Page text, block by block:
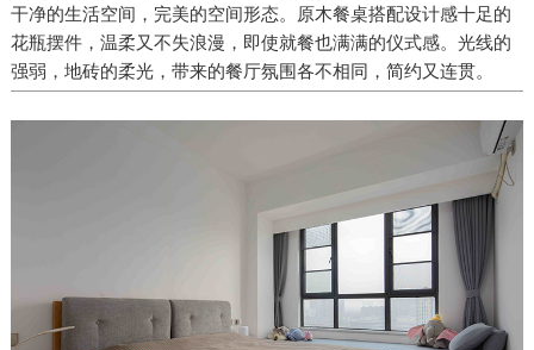
干净的生活空间，完美的空间形态。原木餐桌搭配设计感十足的
花瓶摆件，温柔又不失浪漫，即使就餐也满满的仪式感。光线的
强弱，地砖的柔光，带来的餐厅氛围各不相同，简约又连贯。